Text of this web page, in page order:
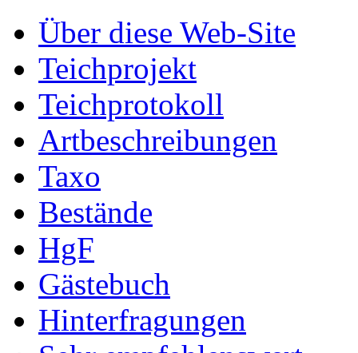
Über diese Web-Site
Teichprojekt
Teichprotokoll
Artbeschreibungen
Taxo
Bestände
HgF
Gästebuch
Hinterfragungen